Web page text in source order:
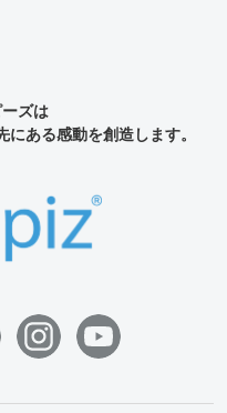
ズは
ある感動を創造します。